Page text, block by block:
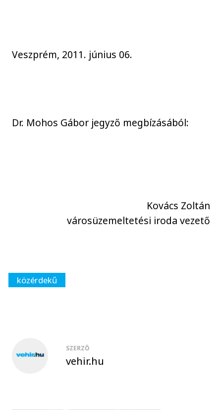
Veszprém, 2011. június 06.
Dr. Mohos Gábor jegyző megbízásából:
Kovács Zoltán
városüzemeltetési iroda vezető
közérdekű
SZERZŐ
vehir.hu